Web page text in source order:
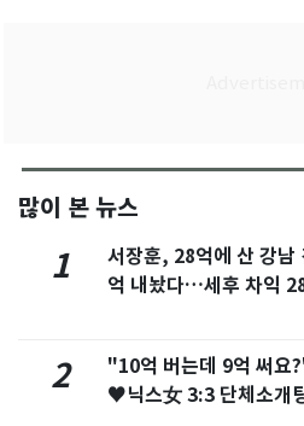
많이 본 뉴스
1
서장훈, 28억에 산 강남
억 내놨다…세후 차익
2
"10억 버는데 9억 써
♥닉스女 3:3 단체소개